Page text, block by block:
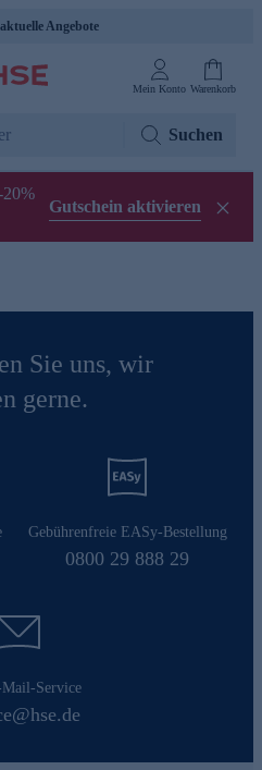
Angebote
Mein Konto Warenkorb
Suchen
Gutschein aktivieren
Sie uns, wir
gerne.
Gebührenfreie EASy-Bestellung
0800 29 888 29
Service